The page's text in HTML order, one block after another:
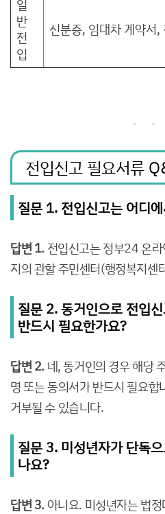
일
반
전
입
신분증, 임대차 계약서,
전입신고 필요서류
질문 1. 전입신고는 어디
답변 1. 전입신고는 정부24 온
지의 관할 주민센터(행정복지센
질문 2. 동거인으로 전입
반드시 필요한가요?
답변 2. 네, 동거인의 경우 해당
명 또는 동의서가 반드시 필요
거부될 수 있습니다.
질문 3. 미성년자가 단독
나요?
답변 3.아니요. 미성년자는 법